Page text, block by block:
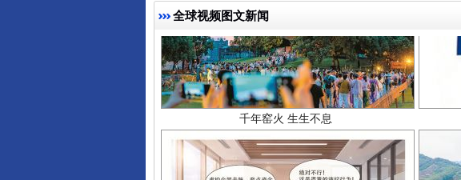
全球视频图文新闻
千年窑火 生生不息